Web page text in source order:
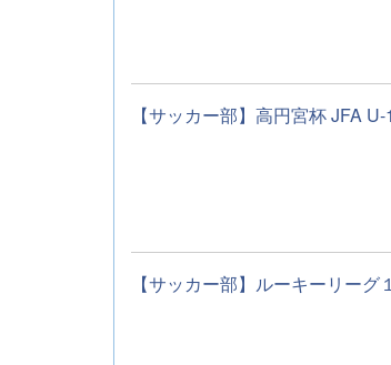
【サッカー部】高円宮杯 JFA
【サッカー部】ルーキーリーグ